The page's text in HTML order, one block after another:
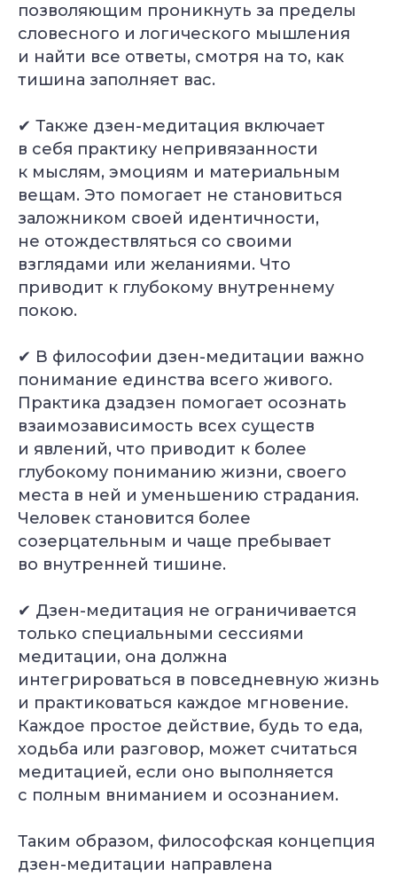
позволяющим проникнуть за пределы
словесного и логического мышления
и найти все ответы, смотря на то, как
тишина заполняет вас.
✔ Также дзен-медитация включает
в себя практику непривязанности
к мыслям, эмоциям и материальным
вещам. Это помогает не становиться
заложником своей идентичности,
не отождествляться со своими
взглядами или желаниями. Что
приводит к глубокому внутреннему
покою.
✔ В философии дзен-медитации важно
понимание единства всего живого.
Практика дзадзен помогает осознать
взаимозависимость всех существ
и явлений, что приводит к более
глубокому пониманию жизни, своего
места в ней и уменьшению страдания.
Человек становится более
созерцательным и чаще пребывает
во внутренней тишине.
✔ Дзен-медитация не ограничивается
только специальными сессиями
медитации, она должна
интегрироваться в повседневную жизнь
и практиковаться каждое мгновение.
Каждое простое действие, будь то еда,
ходьба или разговор, может считаться
медитацией, если оно выполняется
с полным вниманием и осознанием.
Таким образом, философская концепция
дзен-медитации направлена